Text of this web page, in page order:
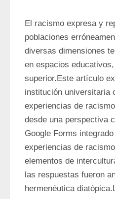
El racismo expresa y
poblaciones
diversas dimensiones
en espacios
superior.Este artículo
institución universitaria
experiencias de
desde una perspectiva
Google Forms
experiencias de
elementos de
las respuestas fueron
hermenéutica